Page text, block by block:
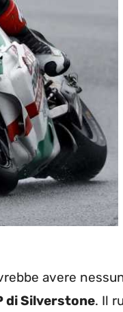
avere
di Silverstone. Il